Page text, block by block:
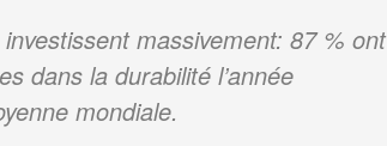
massivement: 87 % ont
dans la durabilité l’année
mondiale.